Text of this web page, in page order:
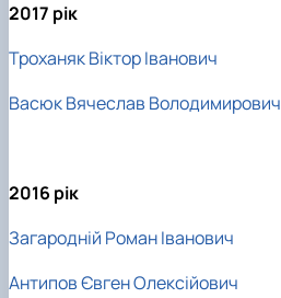
2017 рік
Троханяк Віктор Іванович
Васюк Вячеслав Володимирович
2016 рік
Загародній Роман Іванович
Антипов Євген Олексійович